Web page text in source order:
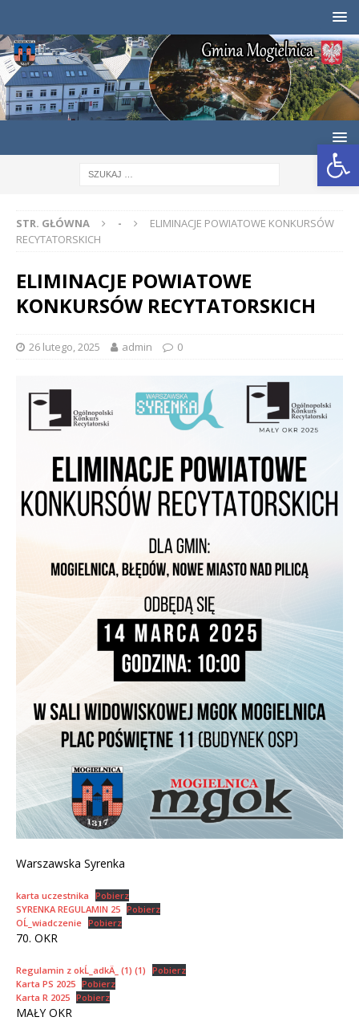
Otwórz pasek narzędzi
STR. GŁÓWNA -
ELIMINACJE POWIATOWE KONKURSÓW
RECYTATORSKICH
ELIMINACJE POWIATOWE
KONKURSÓW RECYTATORSKICH
26 lutego, 2025 admin 0
Warszawska Syrenka
karta uczestnika
Pobierz
SYRENKA REGULAMIN 25 Pobierz
OĹ_wiadczenie Pobierz
70. OKR
Regulamin z okĹ_adkÄ_ (1) (1)
Pobierz
Karta PS 2025 Pobierz
Karta R 2025 Pobierz
MAŁY OKR